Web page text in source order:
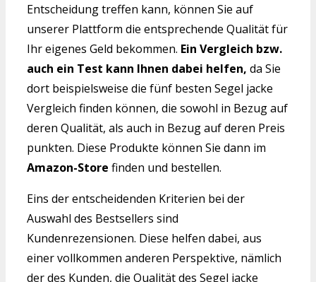
Entscheidung treffen kann, können Sie auf
unserer Plattform die entsprechende Qualität für
Ihr eigenes Geld bekommen. Ein Vergleich bzw.
auch ein Test kann Ihnen dabei helfen, da Sie
dort beispielsweise die fünf besten Segel jacke
Vergleich finden können, die sowohl in Bezug auf
deren Qualität, als auch in Bezug auf deren Preis
punkten. Diese Produkte können Sie dann im
Amazon-Store finden und bestellen.
Eins der entscheidenden Kriterien bei der
Auswahl des Bestsellers sind
Kundenrezensionen. Diese helfen dabei, aus
einer vollkommen anderen Perspektive, nämlich
der des Kunden, die Qualität des Segel jacke